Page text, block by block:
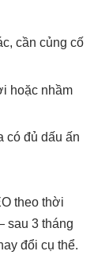
cần củng cố
hoặc nhầm
đủ dấu ấn
theo thời
sau 3 tháng
đổi cụ thể.